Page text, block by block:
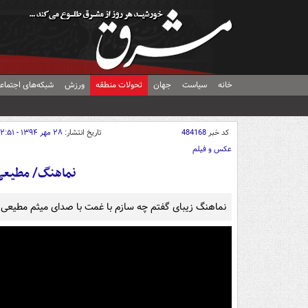
خانه سیاست جهان تحولات منطقه ورزش شبکه‌های
کد خبر484168 تاریخ انتشار: ۲۸ مهر ۱۳۹۴ - ۱۲:۵۱
عکس و فیلم
نماهنگ/
نماهنگ زیبای گفتم چه سازم با غمت با صدای میثم مطیعی